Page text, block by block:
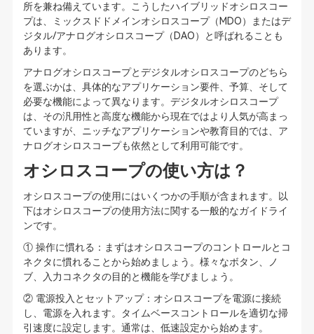
所を兼ね備えています。こうしたハイブリッドオシロスコー
プは、ミックスドドメインオシロスコープ（MDO）またはデ
ジタル/アナログオシロスコープ（DAO）と呼ばれることも
あります。
アナログオシロスコープとデジタルオシロスコープのどちら
を選ぶかは、具体的なアプリケーション要件、予算、そして
必要な機能によって異なります。デジタルオシロスコープ
は、その汎用性と高度な機能から現在ではより人気が高まっ
ていますが、ニッチなアプリケーションや教育目的では、ア
ナログオシロスコープも依然として利用可能です。
オシロスコープの使い方は？
オシロスコープの使用にはいくつかの手順が含まれます。以
下はオシロスコープの使用方法に関する一般的なガイドライ
ンです。
① 操作に慣れる：まずはオシロスコープのコントロールとコ
ネクタに慣れることから始めましょう。様々なボタン、ノ
ブ、入力コネクタの目的と機能を学びましょう。
② 電源投入とセットアップ：オシロスコープを電源に接続
し、電源を入れます。タイムベースコントロールを適切な掃
引速度に設定します。通常は、低速設定から始めます。